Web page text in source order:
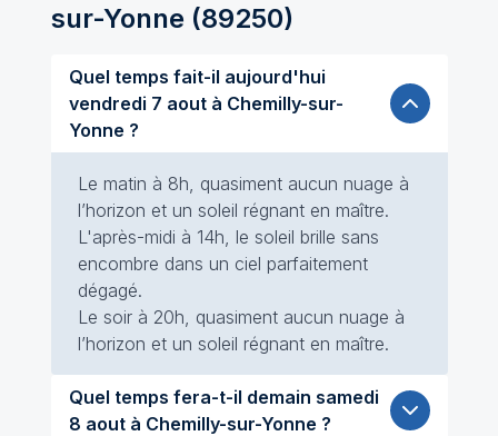
sur-Yonne (89250)
Quel temps fait-il aujourd'hui
vendredi 7 aout à Chemilly-sur-
Yonne ?
Le matin à 8h, quasiment aucun nuage à
l’horizon et un soleil régnant en maître.
L'après-midi à 14h, le soleil brille sans
encombre dans un ciel parfaitement
dégagé.
Le soir à 20h, quasiment aucun nuage à
l’horizon et un soleil régnant en maître.
Quel temps fera-t-il demain samedi
8 aout à Chemilly-sur-Yonne ?